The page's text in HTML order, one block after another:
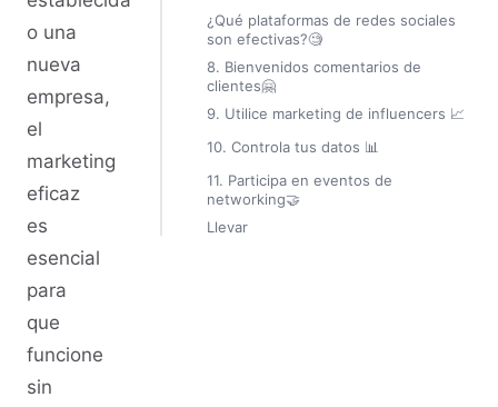
o una
nueva
empresa,
el
marketing
eficaz
es
esencial
para
que
funcione
sin
¿Qué plataformas de redes sociales
son efectivas?🧐
8. Bienvenidos comentarios de
clientes🤗
9. Utilice marketing de influencers 📈
10. Controla tus datos 📊
11. Participa en eventos de
networking🤝
Llevar